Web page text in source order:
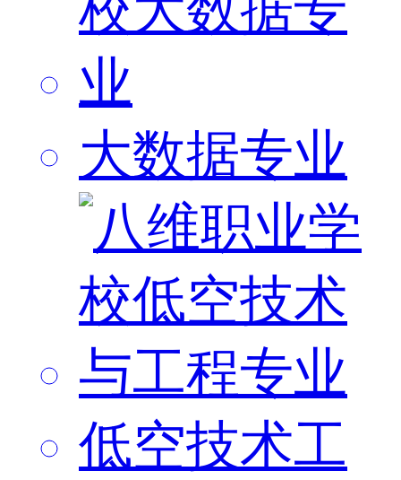
大数据专业
低空技术工